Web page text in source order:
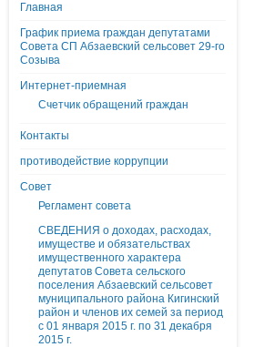
Главная
График приема граждан депутатами
Совета СП Абзаевский сельсовет 29-го
Созыва
Интернет-приемная
Счетчик обращений граждан
Контакты
противодействие коррупции
Совет
Регламент совета
СВЕДЕНИЯ о доходах, расходах,
имуществе и обязательствах
имущественного характера
депутатов Совета сельского
поселения Абзаевский сельсовет
муниципального района Кигинский
район и членов их семей за период
с 01 января 2015 г. по 31 декабря
2015 г.